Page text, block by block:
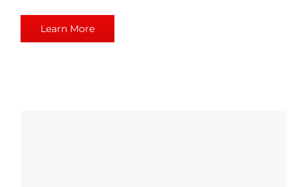
Learn More